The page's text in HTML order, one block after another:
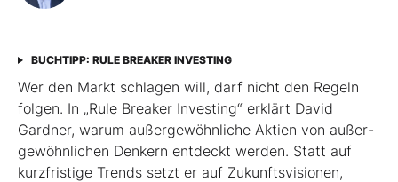
BUCHTIPP: RULE BREAKER INVESTING
Wer den Markt schlagen will, darf nicht den Regeln
folgen. In „Rule Breaker Investing“ erklärt David
Gardner, warum außergewöhnliche Aktien von außer­
gewöhnlichen Denkern entdeckt werden. Statt auf
kurzfristige Trends setzt er auf Zukunftsvisionen,